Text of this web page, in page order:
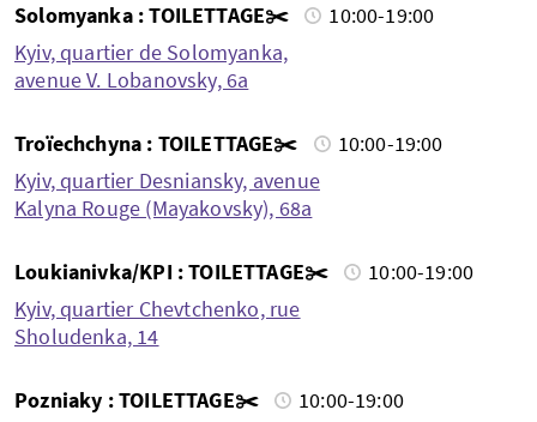
Solomyanka : TOILETTAGE✂️
10:00-19:00
Kyiv, quartier de Solomyanka,
avenue V. Lobanovsky, 6a
Troïechchyna : TOILETTAGE✂️
10:00-19:00
Kyiv, quartier Desniansky, avenue
Kalyna Rouge (Mayakovsky), 68a
Loukianivka/KPI : TOILETTAGE✂️
10:00-19:00
Kyiv, quartier Chevtchenko, rue
Sholudenka, 14
Pozniaky : TOILETTAGE✂️
10:00-19:00